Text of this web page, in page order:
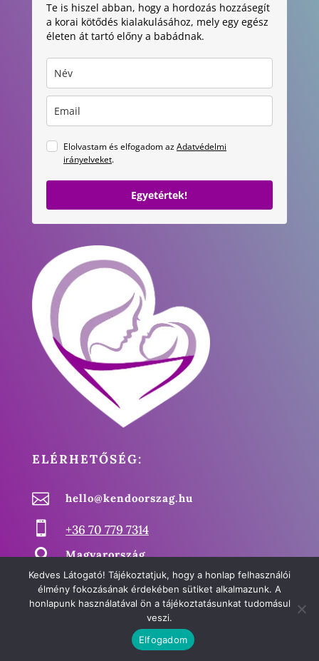
Te is hiszel abban, hogy a hordozás hozzásegít
a korai kötődés kialakulásához, mely egy egész
életen át tartó előny a babádnak.
Elolvastam és elfogadom azAdatvédelmi
irányelveket.
Egyetértek!
ELÉRHETŐSÉG:
 hello@kendoorszag.hu
 +36 70 779 7314
 Magyarország
Kedves Látogató! Tájékoztatjuk, hogy a honlap felhasználói
élmény fokozásának érdekében sütiket alkalmazunk. A
honlapunk használatával ön a tájékoztatásunkat tudomásul
veszi.
Elfogadom